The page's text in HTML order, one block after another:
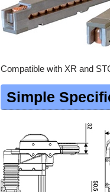
Compatible with XR and
Simple